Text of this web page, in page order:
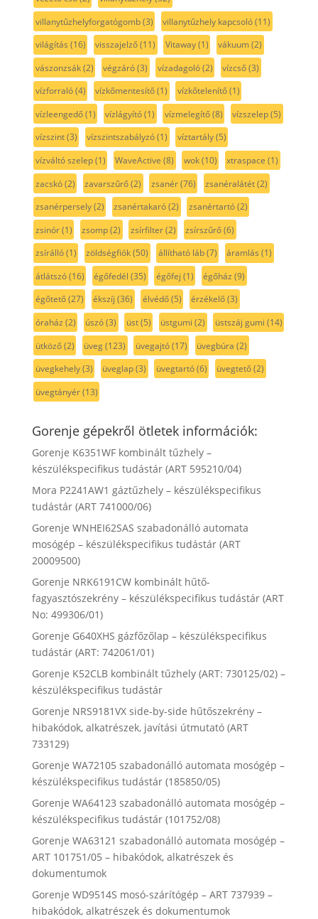
villanytűzhelyforgatógomb(3) villanytűzhely kapcsoló(11)
világítás (16) visszajelző(11) Vitaway(1) vákuum(2)
vászonzsák(2) végzáró(3) vízadagoló(2) vízcső(3)
vízforraló(4) vízkőmentesítő(1) vízkőtelenítő(1)
vízleengedő(1) vízlágyító(1) vízmelegítő(8) vízszelep(5)
vízszint(3) vízszintszabályzó(1) víztartály(5)
vízváltó szelep(1) WaveActive (8) wok(10) xtraspace (1)
zacskó(2) zavarszűrő(2) zsanér(76) zsanéralátét(2)
zsanérpersely(2) zsanértakaró(2) zsanértartó(2)
zsinór(1) zsomp(2) zsírfilter(2) zsírszűrő(6)
zsírálló(1) zöldségfiók(50) állítható láb(7) áramlás (1)
átlátszó(16) égőfedél (35) égőfej (1) égőház (9)
égőtető(27) ékszíj (36) élvédő(5) érzékelő(3)
óraház (2) úszó(3) üst(5) üstgumi (2) üstszáj gumi (14)
ütköző(2) üveg(123) üvegajtó(17) üvegbúra (2)
üvegkehely(3) üveglap(3) üvegtartó(6) üvegtető(2)
üvegtányér(13)
Gorenje gépekről ötletek információk:
Gorenje K6351WF kombinált tűzhely –
készülékspecifikus tudástár (ART 595210/04)
Mora P2241AW1 gáztűzhely – készülékspecifikus
tudástár (ART 741000/06)
Gorenje WNHEI62SAS szabadonálló automata
mosógép – készülékspecifikus tudástár (ART
20009500)
Gorenje NRK6191CW kombinált hűtő-
fagyasztószekrény – készülékspecifikus tudástár (ART
No: 499306/01)
Gorenje G640XHS gázfőzőlap – készülékspecifikus
tudástár (ART: 742061/01)
Gorenje K52CLB kombinált tűzhely (ART: 730125/02) –
készülékspecifikus tudástár
Gorenje NRS9181VX side-by-side hűtőszekrény –
hibakódok, alkatrészek, javítási útmutató (ART
733129)
Gorenje WA72105 szabadonálló automata mosógép –
készülékspecifikus tudástár (185850/05)
Gorenje WA64123 szabadonálló automata mosógép –
készülékspecifikus tudástár (101752/08)
Gorenje WA63121 szabadonálló automata mosógép –
ART 101751/05 – hibakódok, alkatrészek és
dokumentumok
Gorenje WD9514S mosó-szárítógép – ART 737939 –
hibakódok, alkatrészek és dokumentumok